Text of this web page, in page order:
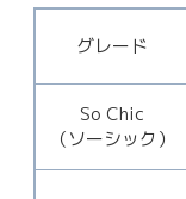
グレード
So Chic
（ソーシック）